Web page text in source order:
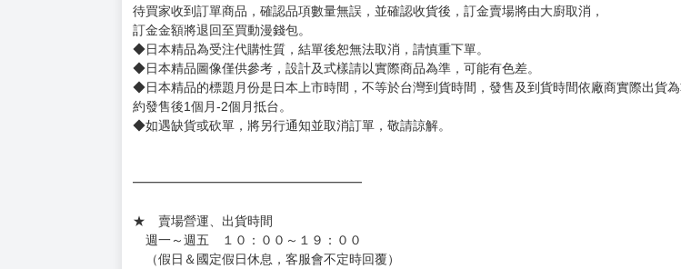
待買家收到訂單商品，確認品項數量無誤，並確認收貨後，訂金賣場將由大廚取消，
訂金金額將退回至買動漫錢包。
◆日本精品為受注代購性質，結單後恕無法取消，請慎重下單。
◆日本精品圖像僅供參考，設計及式樣請以實際商品為準，可能有色差。
◆日本精品的標題月份是日本上市時間，不等於台灣到貨時間，發售及到貨時間依廠商實際出貨為
約發售後1個月-2個月抵台。
◆如遇缺貨或砍單，將另行通知並取消訂單，敬請諒解。
━━━━━━━━━━━━━━━━━━
★ 賣場營運、出貨時間
週一～週五 １０：００～１９：００
（假日＆國定假日休息，客服會不定時回覆）